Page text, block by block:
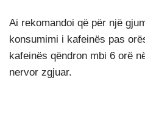
Ai rekomandoi që për një
konsumimi i kafeinës pas
kafeinës qëndron mbi 6 orë
nervor zgjuar.